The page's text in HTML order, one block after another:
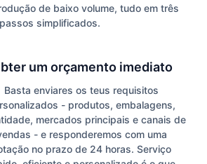
de baixo volume, tudo em três
passos simplificados.
um orçamento imediato
Basta enviares os teus requisitos
- produtos, embalagens,
mercados principais e canais de
- e responderemos com uma
no prazo de 24 horas. Serviço